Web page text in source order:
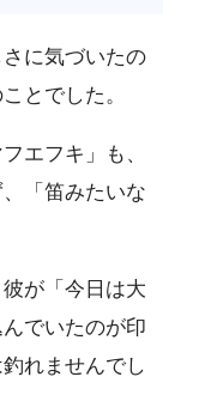
に気づいたの
とでした。
エフキ」も、
「笛みたいな
が「今日は大
でいたのが印
れませんでし